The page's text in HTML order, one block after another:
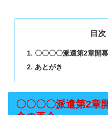
目次
〇〇〇〇派遣第2章開
あとがき
〇〇〇〇派遣第2章